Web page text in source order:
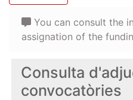
Consulta
convocatòries
You can consult the
assignation of the